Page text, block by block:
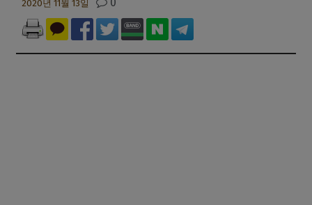
2020년 11월 13일